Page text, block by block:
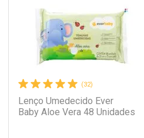
(32)
Lenço Umedecido Ever
Baby Aloe Vera 48 Unidades